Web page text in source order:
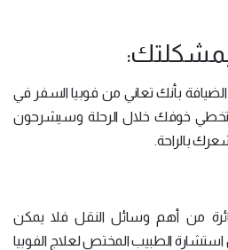
بأنك تعاني من فوبيا السفر في
خوفك خلال الرحلة وسيشرحون
بالراحة.
من أهم وسائل النقل فلا يمكن
استشارة الطبيب المختص لعلاج الفوبيا